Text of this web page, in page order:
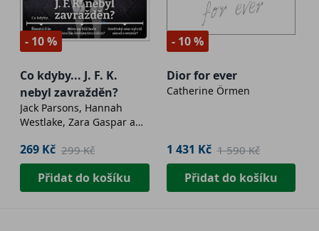
- 10 %
Co kdyby... J. F. K.
nebyl zavražděn?
Jack Parsons, Hannah
Westlake, Zara Gaspar a
269 Kč 299 Kč
Přidat do košíku
- 10 %
Dior for ever
Catherine Örmen
1 431 Kč 1 590 Kč
Přidat do košíku